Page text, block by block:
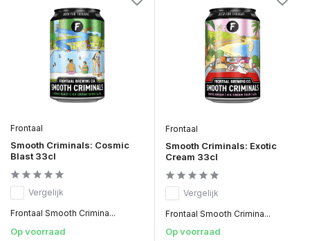
Frontaal
Smooth Criminals: Cosmic
Blast 33cl
Vergelijk
Frontaal Smooth Crimina...
Op voorraad
Frontaal
Smooth Criminals: Exotic
Cream 33cl
Vergelijk
Frontaal Smooth Crimina...
Op voorraad